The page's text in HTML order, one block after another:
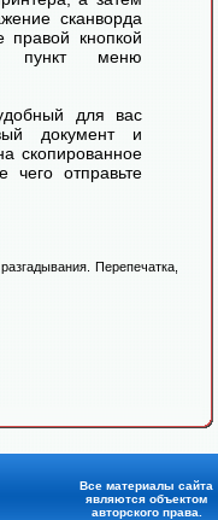
сканворда
правой кнопкой
пункт меню
для вас
документ и
скопированное
чего отправьте
Перепечатка,
Все материалы сайта
являются объектом
авторского права.